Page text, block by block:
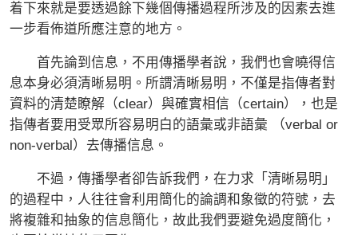
着下來就是要透過餘下幾個傳播過程所涉及的因素去進
一步看佈道所應注意的地方。
首先論到信息，不用傳播學者說，我們也會曉得信
息本身必須清晰易明。所謂清晰易明，不僅是指傳者對
資料的清楚瞭解（clear）與確實相信（certain），也是
指傳者要用受眾所容易明白的語彙或非語彙 （verbal or
non-verbal）去傳播信息。
不過，傳播學者卻告訴我們，在力求「清晰易明」
的過程中，人往往會利用簡化的論調和象徵的符號，去
將複雜和抽象的信息簡化，故此我們要避免過度簡化，